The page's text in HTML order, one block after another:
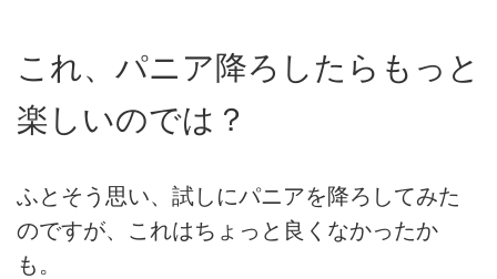
これ、パニア降ろしたらもっと
楽しいのでは？
ふとそう思い、試しにパニアを降ろしてみた
のですが、これはちょっと良くなかったか
も。